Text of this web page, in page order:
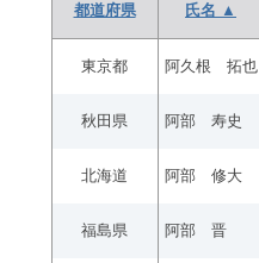
都道府県 氏名 ▲
東京都 阿久根 拓也
秋田県 阿部 寿史
北海道 阿部 修大
福島県 阿部 晋